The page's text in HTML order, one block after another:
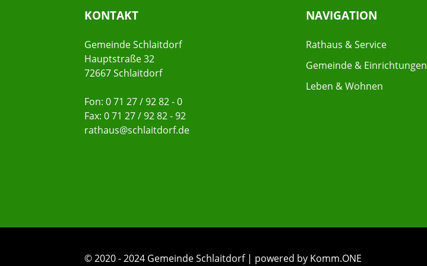
KONTAKT
Gemeinde Schlaitdorf
Hauptstraße 32
72667 Schlaitdorf
Fon: 0 71 27 / 92 82 - 0
Fax: 0 71 27 / 92 82 - 92
rathaus@schlaitdorf.de
NAVIGATION
Rathaus & Service
Gemeinde & Einrichtungen
Leben & Wohnen
© 2020 - 2024 Gemeinde Schlaitdorf | powered by Komm.ONE